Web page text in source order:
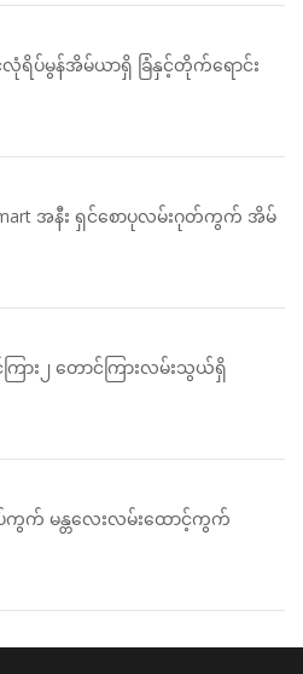
လုံရိပ်မွန်အိမ်ယာရှိ ခြံနှင့်တိုက်ရောင်း
အနီး ရှင်စောပုလမ်းဂုတ်ကွက် အိမ်
ြား၂ တောင်ကြားလမ်းသွယ်ရှိ
ပ်ကွက် မန္တလေးလမ်းထောင့်ကွက်